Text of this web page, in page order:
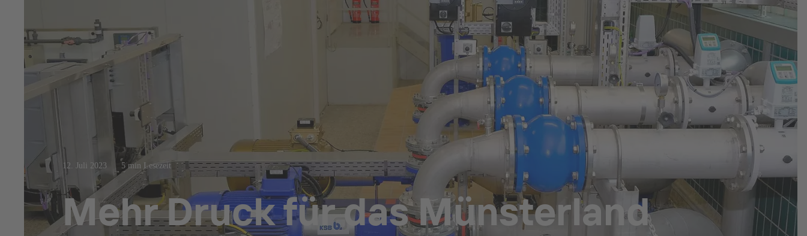
12. Juli 2023 5 min Lesezeit
Mehr Druck für das Münsterland